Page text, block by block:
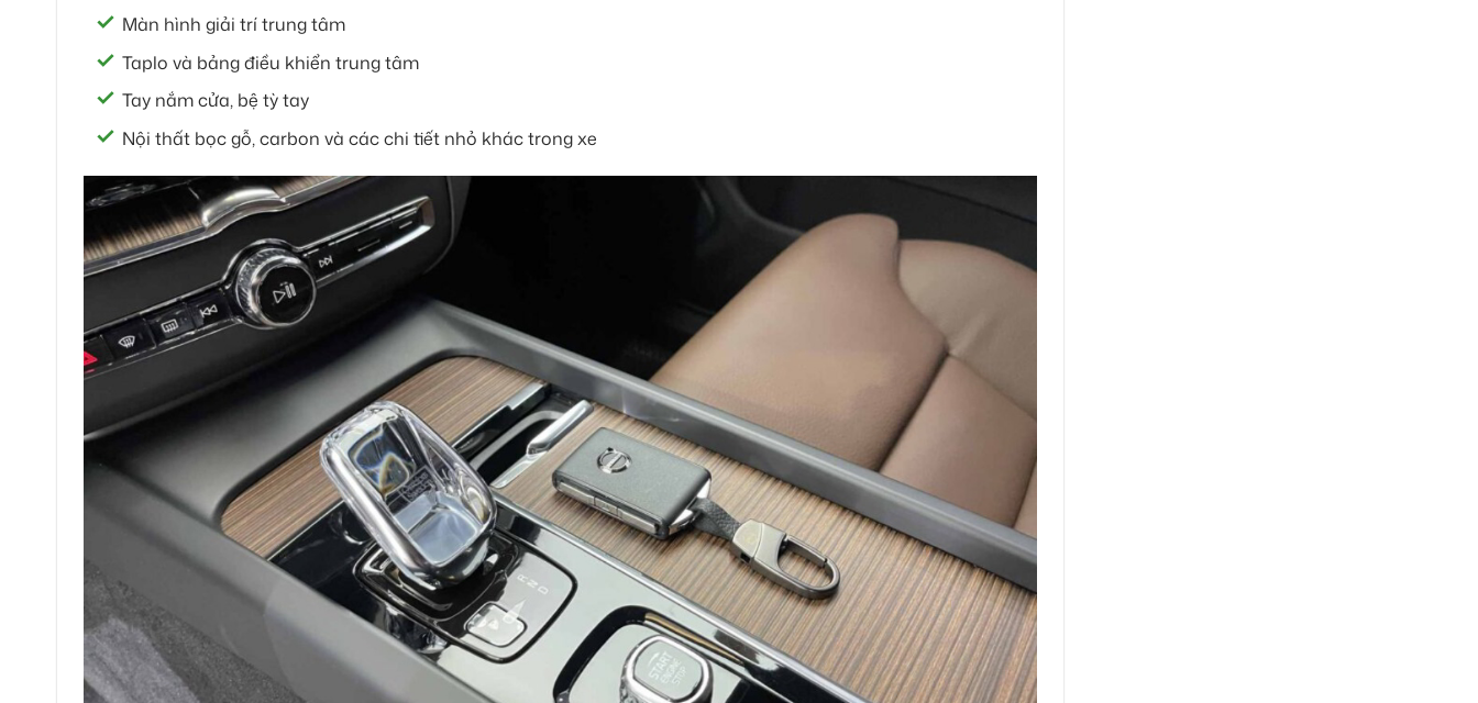
Màn hình giải trí trung tâm
Taplo và bảng điều khiển trung tâm
Tay nắm cửa, bệ tỳ tay
Nội thất bọc gỗ, carbon và các chi tiết nhỏ khác trong xe